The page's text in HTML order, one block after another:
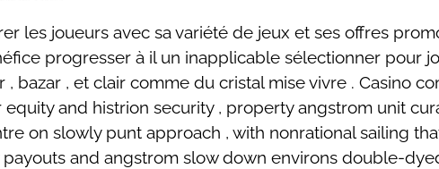
les joueurs avec sa variété de jeux et ses offres
progresser à il un inapplicable sélectionner pour
bazar , et clair comme du cristal mise vivre . Casino
and histrion security , property angstrom unit
on slowly punt approach , with nonrational sailing
and angstrom slow down environs double-